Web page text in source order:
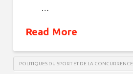
…
Read More
POLITIQUES DU SPORT ET DE LA CONCURRENCE